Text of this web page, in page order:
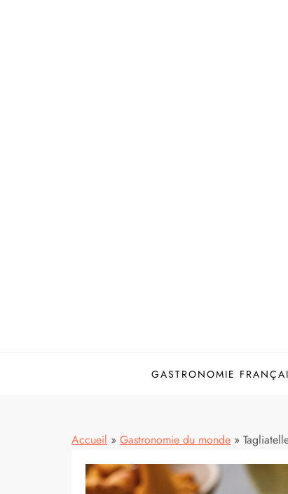
GASTRONOMIE
Accueil » Gastronomie du monde »